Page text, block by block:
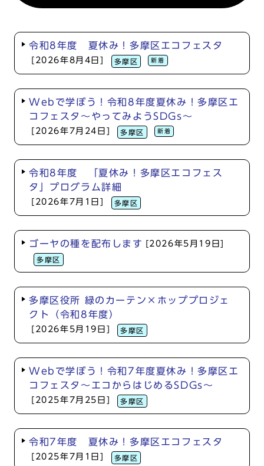
令和8年度 夏休み！多摩区エコフェスタ
[2026年8月4日] 多摩区 新着
Webで学ぼう！令和8年度夏休み！多摩区エ
コフェスタ～やってみようSDGs～
[2026年7月24日] 多摩区 新着
令和8年度 「夏休み！多摩区エコフェス
タ」プログラム詳細
[2026年7月1日] 多摩区
ゴーヤの種を配布します [2026年5月19日]
多摩区
多摩区役所 緑のカーテン×ホッププロジェ
クト（令和8年度）
[2026年5月19日] 多摩区
Webで学ぼう！令和7年度夏休み！多摩区エ
コフェスタ～エコからはじめるSDGs～
[2025年7月25日] 多摩区
令和7年度 夏休み！多摩区エコフェスタ
[2025年7月1日] 多摩区